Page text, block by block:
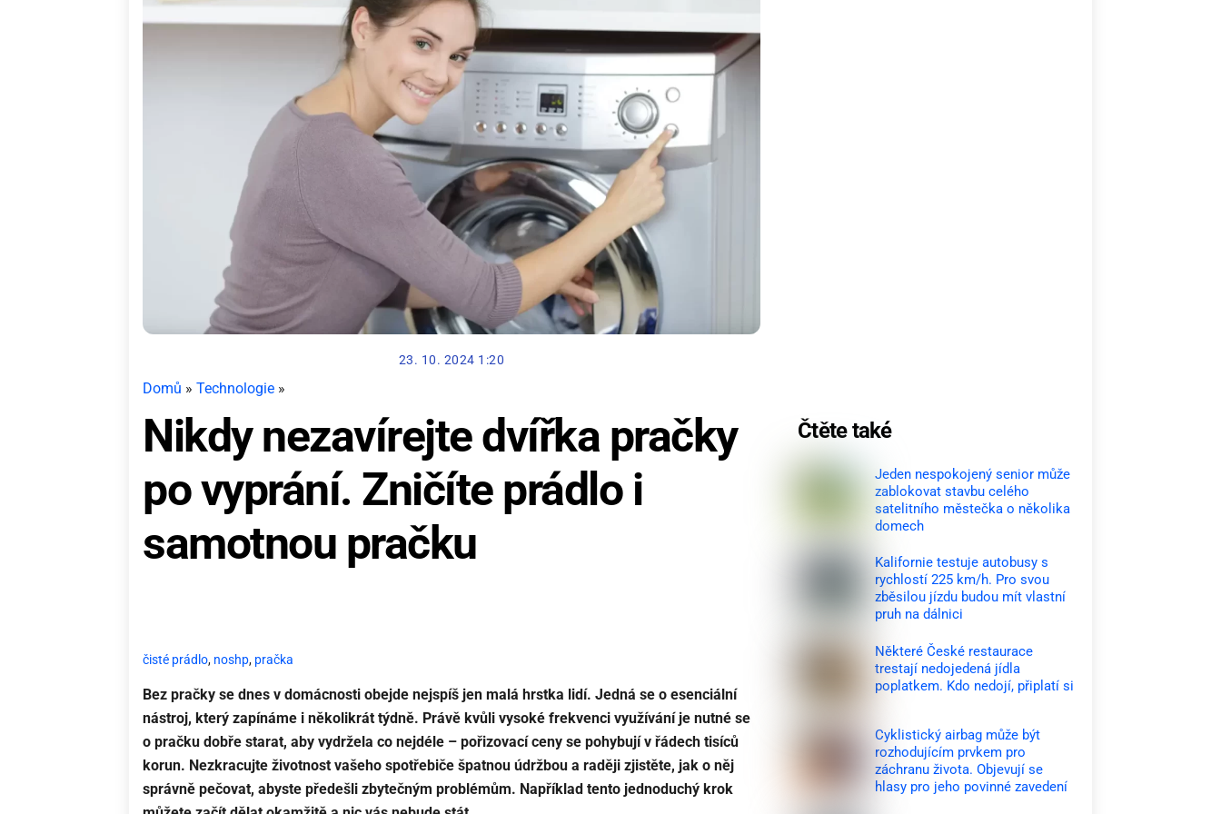
23. 10. 2024 1:20
Domů » Technologie »
Nikdy nezavírejte dvířka pračky
po vyprání. Zničíte prádlo i
samotnou pračku
čisté prádlo, noshp, pračka
Bez pračky se dnes v domácnosti obejde nejspíš jen malá hrstka lidí. Jedná se o esenciální
nástroj, který zapínáme i několikrát týdně. Právě kvůli vysoké frekvenci využívání je nutné se
o pračku dobře starat, aby vydržela co nejdéle – pořizovací ceny se pohybují v řádech tisíců
korun. Nezkracujte životnost vašeho spotřebiče špatnou údržbou a raději zjistěte, jak o něj
správně pečovat, abyste předešli zbytečným problémům. Například tento jednoduchý krok
Čtěte také
Jeden nespokojený senior může
zablokovat stavbu celého
satelitního městečka o několika
domech
Kalifornie testuje autobusy s
rychlostí 225 km/h. Pro svou
zběsilou jízdu budou mít vlastní
pruh na dálnici
Některé České restaurace
trestají nedojedená jídla
poplatkem. Kdo nedojí, připlatí si
Cyklistický airbag může být
rozhodujícím prvkem pro
záchranu života. Objevují se
hlasy pro jeho povinné zavedení